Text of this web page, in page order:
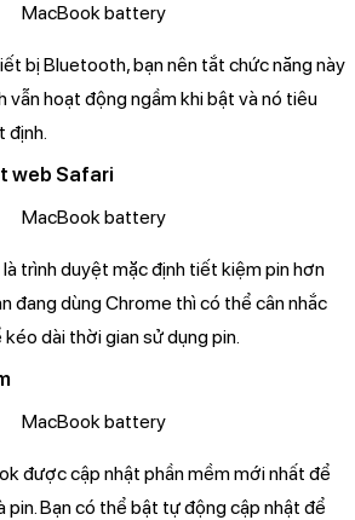
bị Bluetooth, bạn nên tắt chức năng này
vẫn hoạt động ngầm khi bật và nó tiêu
định.
web Safari
trình duyệt mặc định tiết kiệm pin hơn
đang dùng Chrome thì có thể cân nhắc
dài thời gian sử dụng pin.
được cập nhật phần mềm mới nhất để
pin. Bạn có thể bật tự động cập nhật để